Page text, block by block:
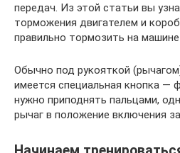
передач. Из этой статьи вы
торможения двигателем и
правильно тормозить на
Обычно под рукояткой
имеется специальная кнопка —
нужно приподнять пальцами,
рычаг в положение включения